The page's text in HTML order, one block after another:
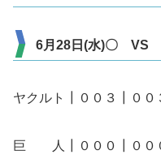
6月28日(水)〇 VS
ヤクルト┃００３┃００
巨 人┃０００┃